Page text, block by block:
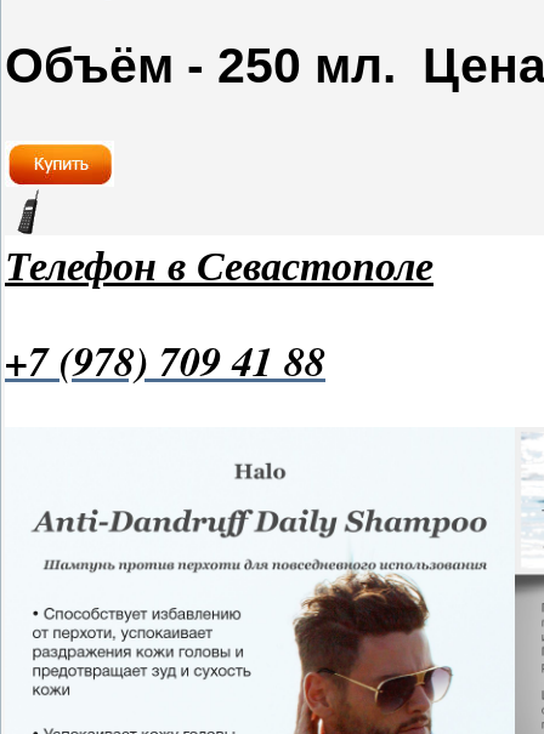
Объём - 250 мл. Цена
Телефон в Севастополе
+7 (978) 709 41 88